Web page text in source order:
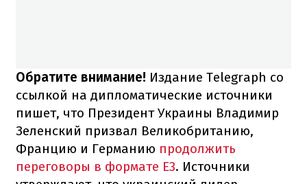
Обратите внимание! Издание Telegraph со
ссылкой на дипломатические источники
пишет, что Президент Украины Владимир
Зеленский призвал Великобританию,
Францию и Германию продолжить
переговоры в формате Е3. Источники